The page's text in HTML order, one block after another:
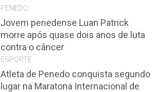
PENEDO
Jovem penedense Luan Patrick
morre após quase dois anos de luta
contra o câncer
ESPORTE
Atleta de Penedo conquista segundo
lugar na Maratona Internacional de